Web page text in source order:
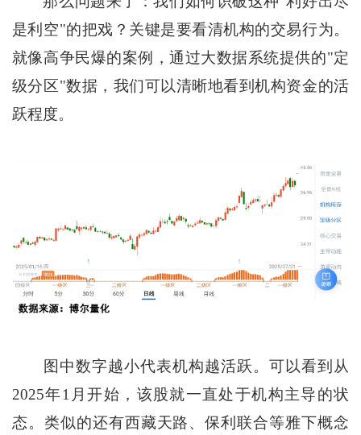
是利空"的把戏？关键是要看清机构的交易行为。
就像高争民爆的案例，通过大数据系统提供的"定
级分区"数据，我们可以清晰地看到机构资金的活
跃程度。
图中数字越小代表机构越活跃。可以看到从
2025年1月开始，该股就一直处于机构主导的状
态。类似的还有西藏天路、保利联合等雅下概念